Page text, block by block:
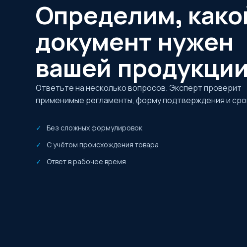
Определим,
документ нужен
вашей продукции
Ответьте на несколько вопросов. Эксперт проверит
применимые регламенты, форму подтверждения и
Без сложных формулировок
С учётом происхождения товара
Ответ в рабочее время